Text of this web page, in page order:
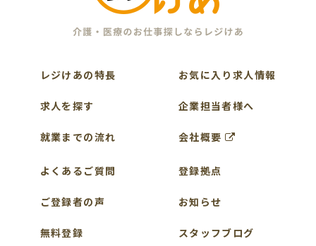
レジけあの特長
求人を探す
就業までの流れ
よくあるご質問
ご登録者の声
無料登録
お気に入り求人情報
企業担当者様へ
会社概要
登録拠点
お知らせ
スタッフブログ